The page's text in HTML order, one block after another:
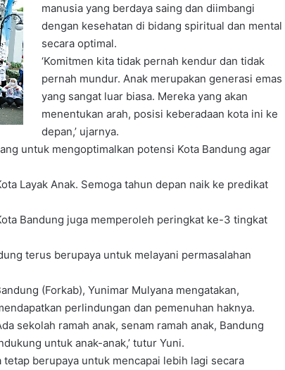
manusia yang berdaya saing dan diimbangi
dengan kesehatan di bidang spiritual dan mental
secara optimal.
‘Komitmen kita tidak pernah kendur dan tidak
pernah mundur. Anak merupakan generasi emas
yang sangat luar biasa. Mereka yang akan
menentukan arah, posisi keberadaan kota ini ke
depan,’ ujarnya.
untuk mengoptimalkan potensi Kota Bandung agar
Layak Anak. Semoga tahun depan naik ke predikat
Bandung juga memperoleh peringkat ke-3 tingkat
terus berupaya untuk melayani permasalahan
(Forkab), Yunimar Mulyana mengatakan,
perlindungan dan pemenuhan haknya.
sekolah ramah anak, senam ramah anak, Bandung
untuk anak-anak,’ tutur Yuni.
berupaya untuk mencapai lebih lagi secara